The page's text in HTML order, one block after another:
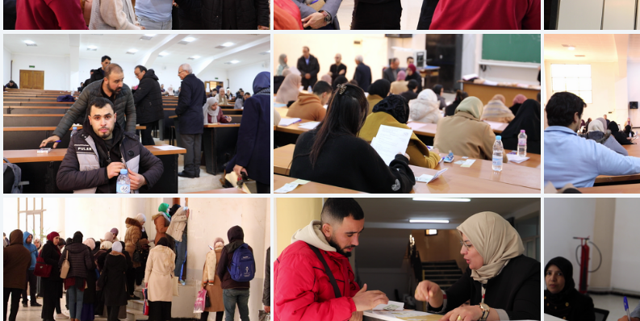
frame00761 frame00851
frame00131 frame00121